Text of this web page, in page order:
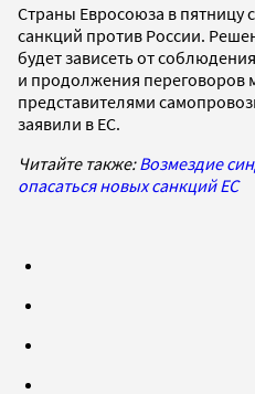
Страны Евросоюза в пятницу
санкций против России.
будет зависеть от
и продолжения переговоров
представителями
заявили в ЕС.
Читайте также:Возмездие
опасаться новых санкций ЕС